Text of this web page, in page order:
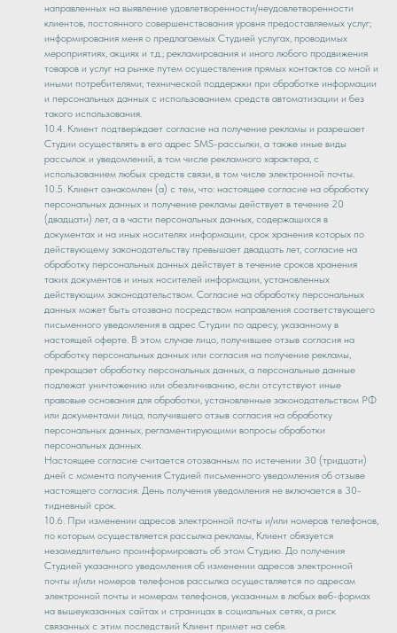
направленных на выявление удовлетворенности/неудовлетворенности
клиентов, постоянного совершенствования уровня предоставляемых услуг;
информирования меня о предлагаемых Студией услугах, проводимых
мероприятиях, акциях и т.д.; рекламирования и иного любого продвижения
товаров и услуг на рынке путем осуществления прямых контактов со мной и
иными потребителями; технической поддержки при обработке информации
и персональных данных с использованием средств автоматизации и без
такого использования.
10.4. Клиент подтверждает согласие на получение рекламы и разрешает
Студии осуществлять в его адрес SMS-рассылки, а также иные виды
рассылок и уведомлений, в том числе рекламного характера, с
использованием любых средств связи, в том числе электронной почты.
10.5. Клиент ознакомлен (а) с тем, что: настоящее согласие на обработку
персональных данных и получение рекламы действует в течение 20
(двадцати) лет, а в части персональных данных, содержащихся в
документах и на иных носителях информации, срок хранения которых по
действующему законодательству превышает двадцать лет, согласие на
обработку персональных данных действует в течение сроков хранения
таких документов и иных носителей информации, установленных
действующим законодательством. Согласие на обработку персональных
данных может быть отозвано посредством направления соответствующего
письменного уведомления в адрес Студии по адресу, указанному в
настоящей оферте. В этом случае лицо, получившее отзыв согласия на
обработку персональных данных или согласия на получение рекламы,
прекращает обработку персональных данных, а персональные данные
подлежат уничтожению или обезличиванию, если отсутствуют иные
правовые основания для обработки, установленные законодательством РФ
или документами лица, получившего отзыв согласия на обработку
персональных данных, регламентирующими вопросы обработки
персональных данных.
Настоящее согласие считается отозванным по истечении 30 (тридцати)
дней с момента получения Студией письменного уведомления об отзыве
настоящего согласия. День получения уведомления не включается в 30-
тидневный срок.
10.6. При изменении адресов электронной почты и/или номеров телефонов,
по которым осуществляется рассылка рекламы, Клиент обязуется
незамедлительно проинформировать об этом Студию. До получения
Студией указанного уведомления об изменении адресов электронной
почты и/или номеров телефонов рассылка осуществляется по адресам
электронной почты и номерам телефонов, указанным в любых веб-формах
на вышеуказанных сайтах и страницах в социальных сетях, а риск
связанных с этим последствий Клиент примет на себя.